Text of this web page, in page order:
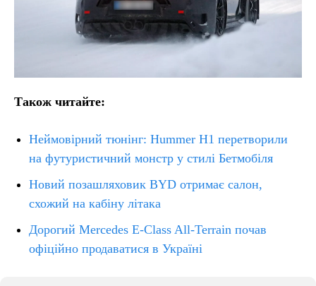
Також читайте:
Неймовірний тюнінг: Hummer H1 перетворили
на футуристичний монстр у стилі Бетмобіля
Новий позашляховик BYD отримає салон,
схожий на кабіну літака
Дорогий Mercedes E-Class All-Terrain почав
офіційно продаватися в Україні